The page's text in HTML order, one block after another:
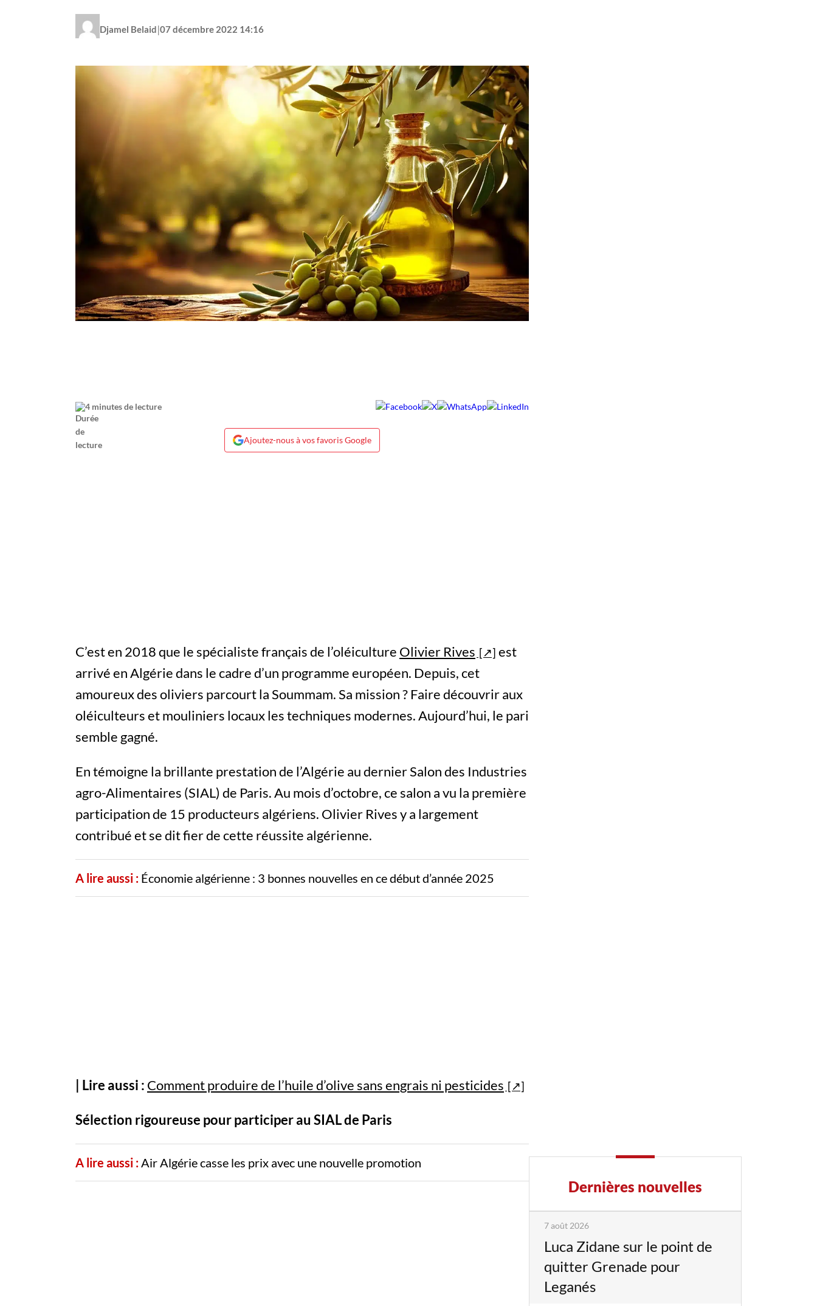
Djamel Belaid|07 décembre 2022 14:16
4 minutes de lecture
Ajoutez-nous à vos favoris Google
C’est en 2018 que le spécialiste français de l’oléiculture Olivier Rives
est
arrivé en Algérie dans le cadre d’un programme européen. Depuis, cet
amoureux des oliviers parcourt la Soummam. Sa mission ? Faire découvrir aux
oléiculteurs et mouliniers locaux les techniques modernes. Aujourd’hui, le pari
semble gagné.
En témoigne la brillante prestation de l’Algérie au dernier Salon des Industries
agro-Alimentaires (SIAL) de Paris. Au mois d’octobre, ce salon a vu la première
participation de 15 producteurs algériens. Olivier Rives y a largement
contribué et se dit fier de cette réussite algérienne.
A lire aussi : Économie algérienne : 3 bonnes nouvelles en ce début d’année 2025
| Lire aussi : Comment produire de l’huile d’olive sans engrais ni pesticides
Sélection rigoureuse pour participer au SIAL de Paris
A lire aussi : Air Algérie casse les prix avec une nouvelle promotion
Dernières nouvelles
7 août 2026
Luca Zidane sur le point de
quitter Grenade pour
Leganés